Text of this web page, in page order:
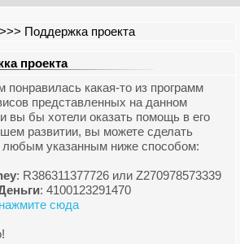
>>> Поддержка проекта
проекта
понравилась какая-то из программ
представленных на данном
вы бы хотели оказать помощь в его
развитии, вы можете сделать
любым указанным ниже способом:
: R386311377726 или Z270978573339
: 4100123291470
нажмите сюда